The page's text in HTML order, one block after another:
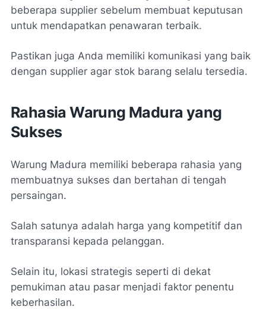
beberapa supplier sebelum membuat keputusan
untuk mendapatkan penawaran terbaik.
Pastikan juga Anda memiliki komunikasi yang baik
dengan supplier agar stok barang selalu tersedia.
Rahasia Warung Madura yang
Sukses
Warung Madura memiliki beberapa rahasia yang
membuatnya sukses dan bertahan di tengah
persaingan.
Salah satunya adalah harga yang kompetitif dan
transparansi kepada pelanggan.
Selain itu, lokasi strategis seperti di dekat
pemukiman atau pasar menjadi faktor penentu
keberhasilan.